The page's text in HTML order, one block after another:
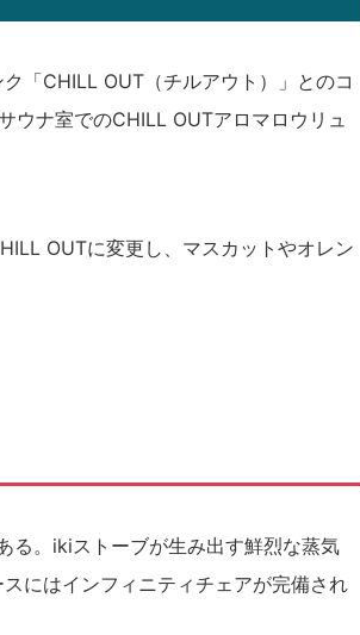
「CHILL OUT（チルアウト）」とのコ
ウナ室でのCHILL OUTアロマロウリュ
OUTに変更し、マスカットやオレン
る。ikiストーブが生み出す鮮烈な蒸気
にはインフィニティチェアが完備され